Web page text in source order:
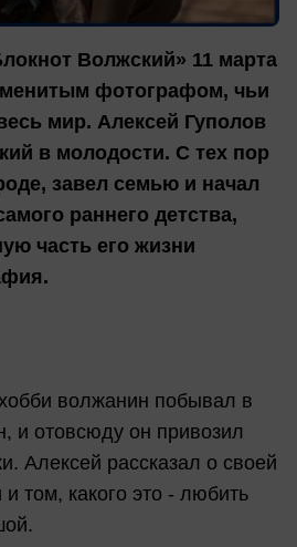
Волжский» 11 марта
фотографом, чьи
мир. Алексей Гуполов
в молодости. С тех пор
завел семью и начал
раннего детства,
часть его жизни
волжанин побывал в
и отовсюду он привозил
Алексей рассказал о своей
том, какого это - любить